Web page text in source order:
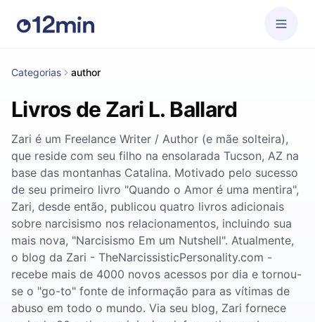
Categorias author
Livros de Zari L. Ballard
Zari é um Freelance Writer / Author (e mãe solteira),
que reside com seu filho na ensolarada Tucson, AZ na
base das montanhas Catalina. Motivado pelo sucesso
de seu primeiro livro "Quando o Amor é uma mentira",
Zari, desde então, publicou quatro livros adicionais
sobre narcisismo nos relacionamentos, incluindo sua
mais nova, "Narcisismo Em um Nutshell". Atualmente,
o blog da Zari - TheNarcissisticPersonality.com -
recebe mais de 4000 novos acessos por dia e tornou-
se o "go-to" fonte de informação para as vítimas de
abuso em todo o mundo. Via seu blog, Zari fornece